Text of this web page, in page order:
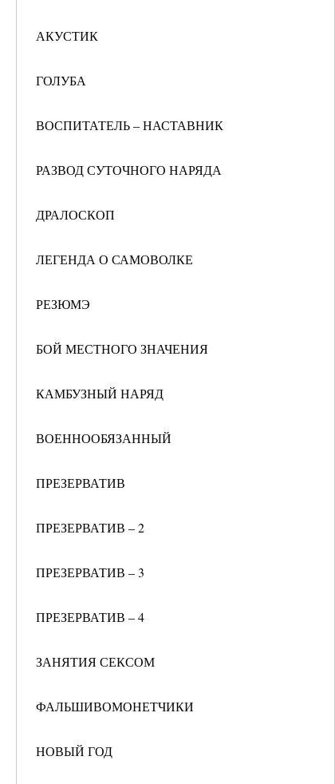
АКУСТИК
ГОЛУБА
ВОСПИТАТЕЛЬ – НАСТАВНИК
РАЗВОД СУТОЧНОГО НАРЯДА
ДРАЛОСКОП
ЛЕГЕНДА О САМОВОЛКЕ
РЕЗЮМЭ
БОЙ МЕСТНОГО ЗНАЧЕНИЯ
КАМБУЗНЫЙ НАРЯД
ВОЕННООБЯЗАННЫЙ
ПРЕЗЕРВАТИВ
ПРЕЗЕРВАТИВ – 2
ПРЕЗЕРВАТИВ – 3
ПРЕЗЕРВАТИВ – 4
ЗАНЯТИЯ СЕКСОМ
ФАЛЬШИВОМОНЕТЧИКИ
НОВЫЙ ГОД